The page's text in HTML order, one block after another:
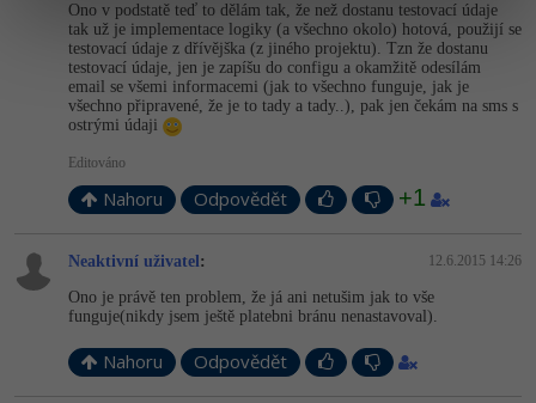
Ono v podstatě teď to dělám tak, že než dostanu testovací údaje
tak už je implementace logiky (a všechno okolo) hotová, použijí se
testovací údaje z dřívějška (z jiného projektu). Tzn že dostanu
testovací údaje, jen je zapíšu do configu a okamžitě odesílám
email se všemi informacemi (jak to všechno funguje, jak je
všechno připravené, že je to tady a tady..), pak jen čekám na sms s
ostrými údaji
Editováno
Nahoru Odpovědět +1
Neaktivní uživatel : 12.6.2015 14:26
Ono je právě ten problem, že já ani netušim jak to vše
funguje(nikdy jsem ještě platebni bránu nenastavoval).
Nahoru Odpovědět